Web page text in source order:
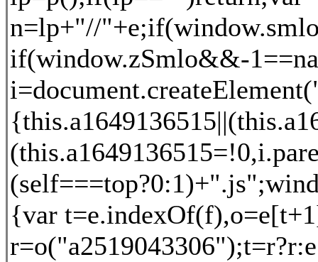
n=lp+"//
if(window.zSmlo&&-
{var